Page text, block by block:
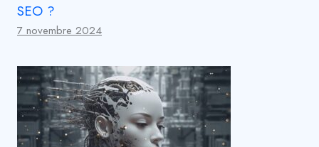
SEO ?
7 novembre 2024